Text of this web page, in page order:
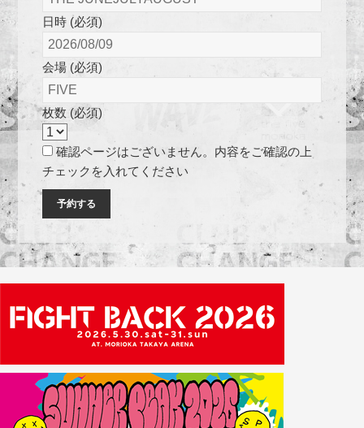
日時 (必須)
会場 (必須)
枚数 (必須)
確認ページはございません。内容をご確認の上
チェックを入れてください